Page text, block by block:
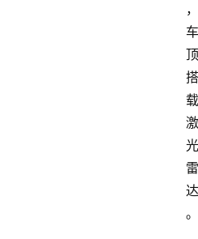
，
车
顶
搭
载
激
光
雷
达
。